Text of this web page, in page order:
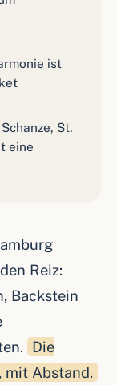
ist
St.
eine
Reiz:
Backstein
Die
mit Abstand.